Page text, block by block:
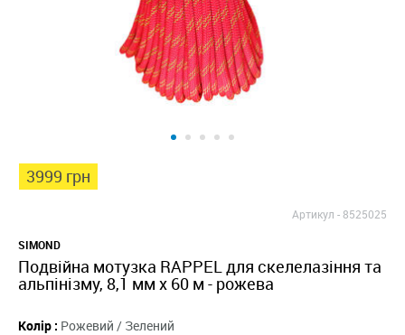
3999 грн
Артикул -8525025
SIMOND
Подвійна мотузка RAPPEL для скелелазіння та
альпінізму, 8,1 мм x 60 м - рожева
Колір : Рожевий / Зелений